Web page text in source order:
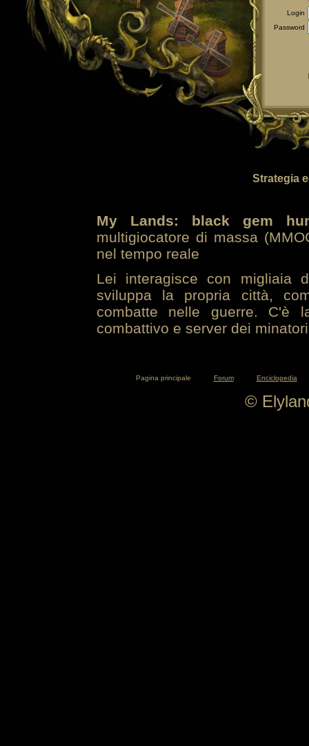
Login
Password
Strategia
My Lands: black gem
multigiocatore di massa
nel tempo reale
Lei interagisce con migliaia
sviluppa la propria città,
combatte nelle guerre. C'è
combattivo e server dei
Pagina principale Forum Enciclopedia
©